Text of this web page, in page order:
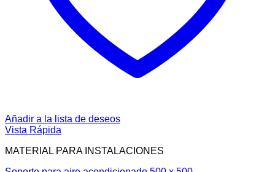
Añadir a la lista de deseos
Vista Rápida
MATERIAL PARA INSTALACIONES